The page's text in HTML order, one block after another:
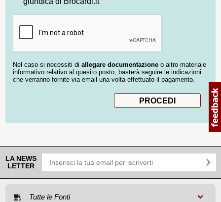
Nel caso si necessiti di allegare documentazione o altro materiale
informativo relativo al quesito posto, basterà seguire le indicazioni
che verranno fornite via email una volta effettuato il pagamento.
LA NEWS
LETTER
Tutte le Fonti